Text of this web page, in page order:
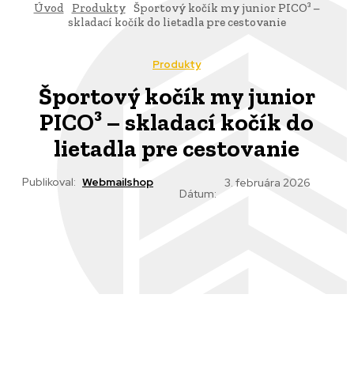
Úvod Produkty Športový kočík my junior PICO³ –
skladací kočík do lietadla pre cestovanie
Produkty
Športový kočík my junior
PICO³ – skladací kočík do
lietadla pre cestovanie
Publikoval: Webmailshop
Dátum:
3. februára 2026